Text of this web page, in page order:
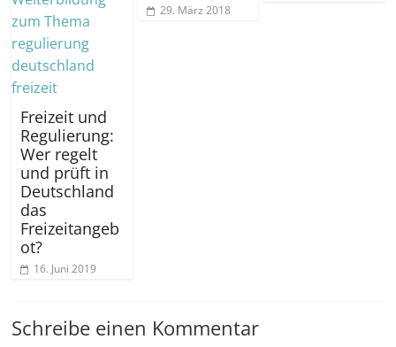
Freizeit und
Regulierung:
Wer regelt
und prüft in
Deutschland
das
Freizeitangeb
ot?
16. Juni 2019
29. März 2018
Schreibe einen Kommentar